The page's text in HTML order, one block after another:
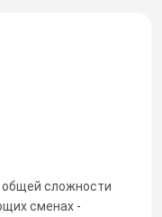
общей сложности
сменах -